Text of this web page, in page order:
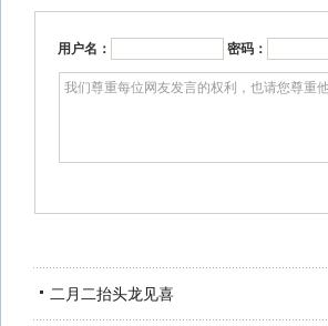
用户名： 密码：
二月二抬头龙见喜